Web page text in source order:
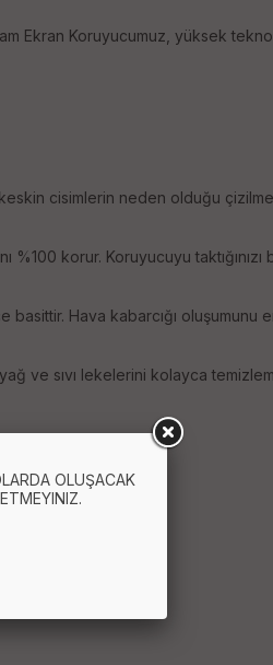
Ekran Koruyucumuz, yüksek
cisimlerin neden olduğu
%100 korur. Koruyucuyu
Hava kabarcığı
ve sıvı lekelerini kolayca
OLUŞACAK